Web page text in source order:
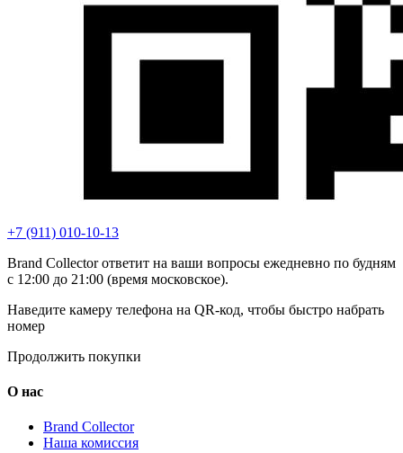
+7 (911) 010-10-13
Brand Collector ответит на ваши вопросы ежедневно по будням
с 12:00 до 21:00 (время московское).
Наведите камеру телефона на QR-код, чтобы быстро набрать
номер
Продолжить покупки
О нас
Brand Collector
Наша комиссия